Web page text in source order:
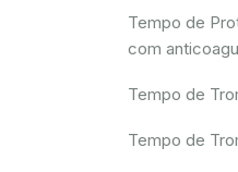
Tempo de
com
Tempo de
Tempo de